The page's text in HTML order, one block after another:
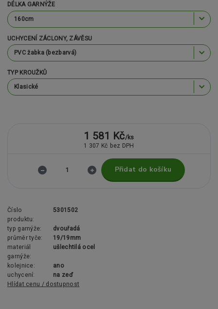
DÉLKA GARNÝŽE
UCHYCENÍ ZÁCLONY, ZÁVĚSU
TYP KROUŽKŮ
1 581 Kč/ks
1 307 Kč bez DPH
Přidat do košíku
Číslo
produktu:
5301502
typ garnýže:
dvouřadá
průměr tyče:
19/19mm
materiál
garnýže:
ušlechtilá ocel
kolejnice:
ano
uchycení:
na zeď
Hlídat cenu / dostupnost